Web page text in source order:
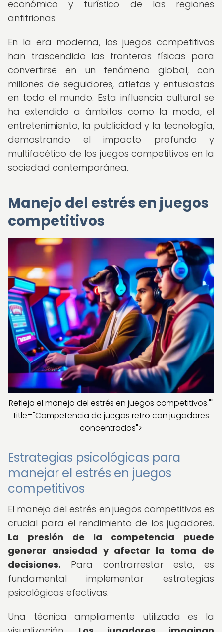
económico y turístico de las regiones
anfitrionas.
En la era moderna, los juegos competitivos
han trascendido las fronteras físicas para
convertirse en un fenómeno global, con
millones de seguidores, atletas y entusiastas
en todo el mundo. Esta influencia cultural se
ha extendido a ámbitos como la moda, el
entretenimiento, la publicidad y la tecnología,
demostrando el impacto profundo y
multifacético de los juegos competitivos en la
sociedad contemporánea.
Manejo del estrés en juegos
competitivos
Refleja el manejo del estrés en juegos competitivos.""
title="Competencia de juegos retro con jugadores
concentrados">
Estrategias psicológicas para
manejar el estrés en juegos
competitivos
El manejo del estrés en juegos competitivos es
crucial para el rendimiento de los jugadores.
La presión de la competencia puede
generar ansiedad y afectar la toma de
decisiones. Para contrarrestar esto, es
fundamental implementar estrategias
psicológicas efectivas.
Una técnica ampliamente utilizada es la